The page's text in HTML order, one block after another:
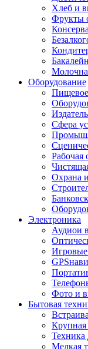
Хлеб и
Фрукты
Оборудование
Сфера
Рабочая
Охрана
Электроника
Аудиои
Игровые
Фото и
Бытовая
Крупная
Техника
Мелкая